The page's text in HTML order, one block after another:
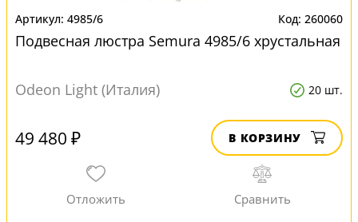
4985/6 260060
Подвесная люстра Semura 4985/6 хрустальная
Odeon Light (Италия) 20 шт.
49 480 ₽ В КОРЗИНУ